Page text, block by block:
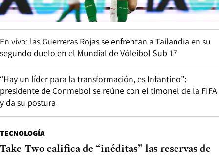
En vivo: las Guerreras Rojas se enfrentan a Tailandia en su
segundo duelo en el Mundial de Vóleibol Sub 17
“Hay un líder para la transformación, es Infantino”:
presidente de Conmebol se reúne con el timonel de la FIFA
y da su postura
TECNOLOGÍA
Take-Two califica de “inéditas” las reservas de